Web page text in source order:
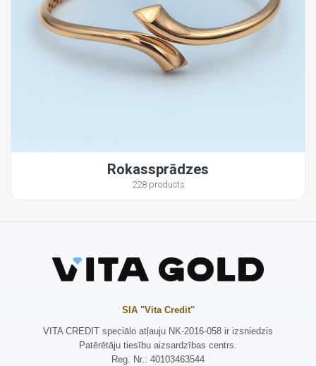
Rokassprādzes
228 products
SIA "Vita Credit"
VITA CREDIT speciālo atļauju NK-2016-058 ir izsniedzis
Patērētāju tiesību aizsardzības centrs.
Reg. Nr.: 40103463544